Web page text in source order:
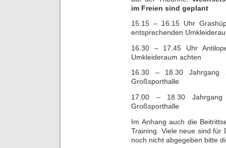
im Freien sind geplant
15.15 – 16.15 Uhr
entsprechenden
16.30 – 17.45 Uhr
Umkleideraum achten
16.30 – 18.30
Großsporthalle
17.00 – 18.30
Großsporthalle
Im Anhang auch die
Training. Viele neue sind für
noch nicht abgegeben bitte